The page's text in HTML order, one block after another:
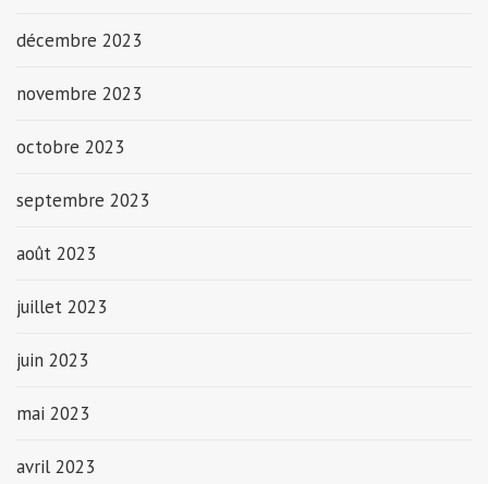
décembre 2023
novembre 2023
octobre 2023
septembre 2023
août 2023
juillet 2023
juin 2023
mai 2023
avril 2023